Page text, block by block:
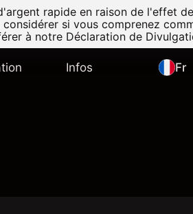
rapide en raison de l'effet
considérer si vous comprenez
à notre Déclaration de
Infos Fr